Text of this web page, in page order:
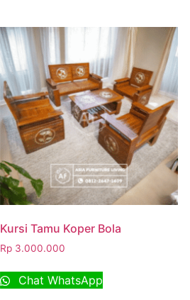
Kursi Tamu Koper Bola
Rp3.000.000
Chat WhatsApp